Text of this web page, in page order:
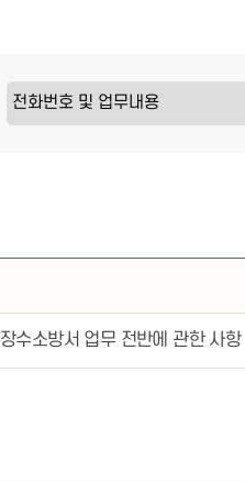
장수소방서 업무 전반에 관한 사항